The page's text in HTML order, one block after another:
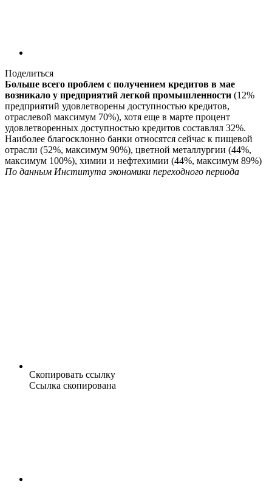
Поделиться
Больше всего проблем с получением кредитов в мае
возникало у предприятий легкой промышленности (12%
предприятий удовлетворены доступностью кредитов,
отраслевой максимум 70%), хотя еще в марте процент
удовлетворенных доступностью кредитов составлял 32%.
Наиболее благосклонно банки относятся сейчас к пищевой
отрасли (52%, максимум 90%), цветной металлургии (44%,
максимум 100%), химии и нефтехимии (44%, максимум 89%)
По данным Института экономики переходного периода
Скопировать ссылку
Ссылка скопирована